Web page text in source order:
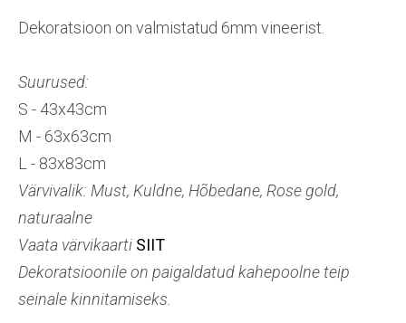
Dekoratsioon on valmistatud 6mm vineerist.
Suurused:
S - 43x43cm
M - 63x63cm
L - 83x83cm
Värvivalik: Must, Kuldne, Hõbedane, Rose gold,
naturaalne
Vaata värvikaarti SIIT
Dekoratsioonile on paigaldatud kahepoolne teip
seinale kinnitamiseks.